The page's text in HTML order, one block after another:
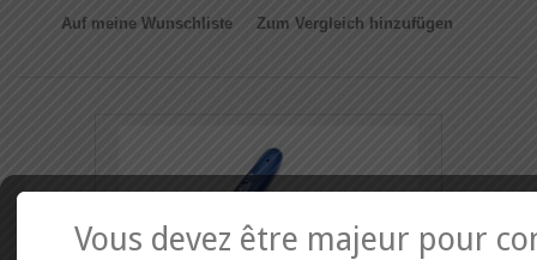
Auf meine Wunschliste Zum Vergleich hinzufügen
Vous devez être majeur pour